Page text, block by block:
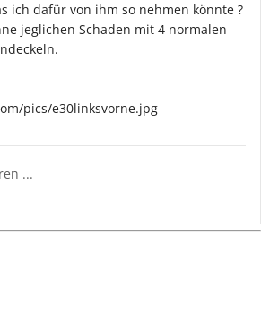
ich dafür von ihm so nehmen könnte ?
jeglichen Schaden mit 4 normalen
pics/e30linksvorne.jpg
...